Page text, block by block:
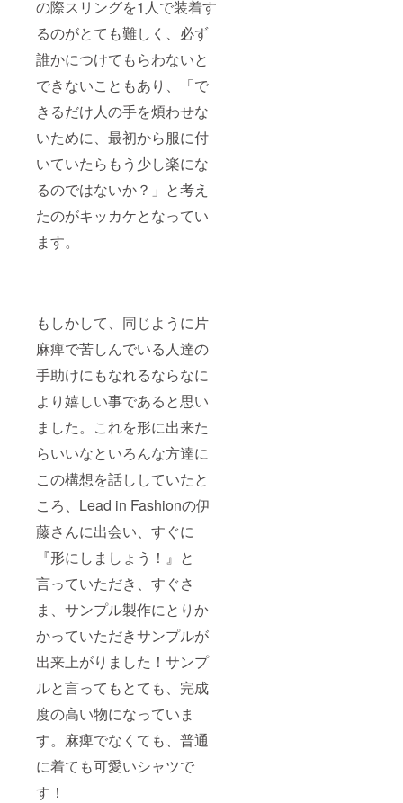
の際スリングを1人で装着す
るのがとても難しく、必ず
誰かにつけてもらわないと
できないこともあり、「で
きるだけ人の手を煩わせな
いために、最初から服に付
いていたらもう少し楽にな
るのではないか？」と考え
たのがキッカケとなってい
ます。
もしかして、同じように片
麻痺で苦しんでいる人達の
手助けにもなれるならなに
より嬉しい事であると思い
ました。これを形に出来た
らいいなといろんな方達に
この構想を話ししていたと
ころ、Lead in Fashionの伊
藤さんに出会い、すぐに
『形にしましょう！』と
言っていただき、すぐさ
ま、サンプル製作にとりか
かっていただきサンプルが
出来上がりました！サンプ
ルと言ってもとても、完成
度の高い物になっていま
す。麻痺でなくても、普通
に着ても可愛いシャツで
す！